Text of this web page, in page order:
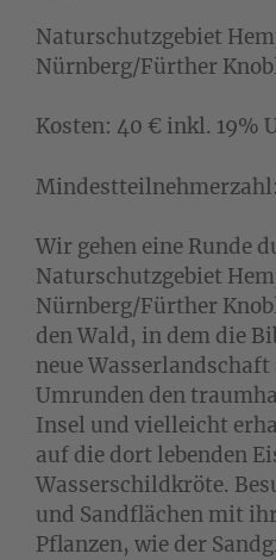
Naturschutzgebiet
Nürnberg/Fürther
Kosten: 40 € inkl. 19%
Wir gehen eine Runde
Naturschutzgebiet
Nürnberg/Fürther
den Wald, in dem die
neue Wasserlandschaft
Umrunden den
Insel und vielleicht
auf die dort lebenden
Wasserschildkröte.
und Sandflächen mit
Pflanzen, wie der